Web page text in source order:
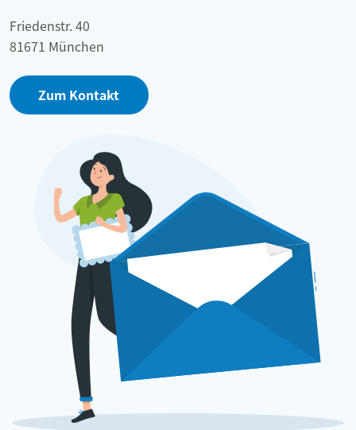
Friedenstr. 40
81671 München
Zum Kontakt